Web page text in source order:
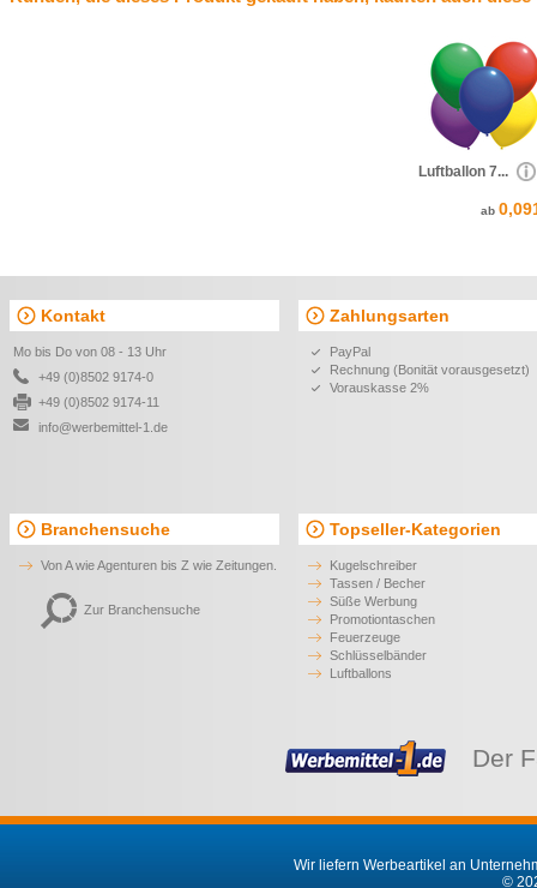
Luftballon 7...
ab
Kontakt
Mo bis Do von 08 - 13 Uhr
+49 (0)8502 9174-0
+49 (0)8502 9174-11
info@werbemittel-1.de
Zahlungsarten
PayPal
Rechnung (Bonität vorausgesetzt)
Vorauskasse 2%
Branchensuche
Von A wie Agenturen bis Z wie Zeitungen.
Zur Branchensuche
Topseller-Kategorien
Kugelschreiber
Tassen / Becher
Süße Werbung
Promotiontaschen
Feuerzeuge
Schlüsselbänder
Luftballons
Der
Wir liefern Werbeartikel an
©